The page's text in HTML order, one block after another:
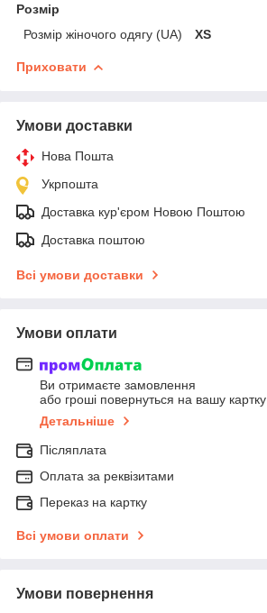
Розмір
Розмір жіночого одягу (UA)
XS
Приховати
Умови доставки
Нова Пошта
Укрпошта
Доставка кур'єром Новою Поштою
Доставка поштою
Всі умови доставки
Умови оплати
Ви отримаєте замовлення
або гроші повернуться на вашу картку
Детальніше
Післяплата
Оплата за реквізитами
Переказ на картку
Всі умови оплати
Умови повернення